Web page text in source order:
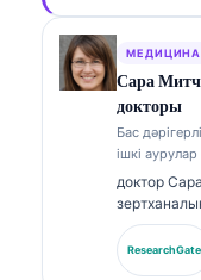
дәлдігін
Сара
докторы
Бас
ішкі аурулар
доктор
талдау
расталған
ResearchGate